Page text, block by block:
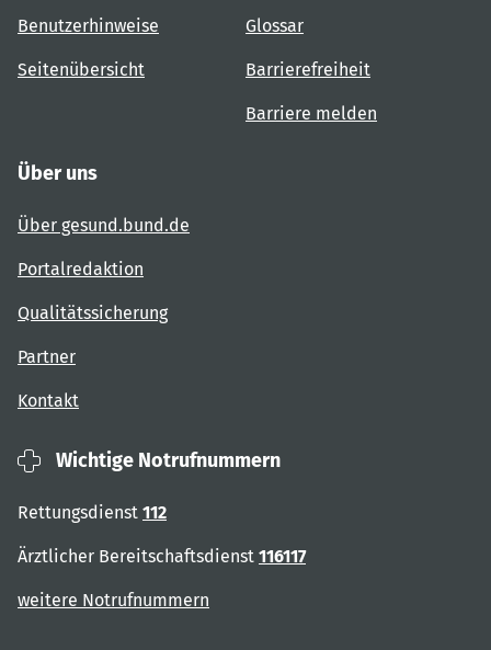
Benutzerhinweise
Seitenübersicht
Glossar
Barrierefreiheit
Barriere melden
Über uns
Über gesund.bund.de
Portalredaktion
Qualitätssicherung
Partner
Kontakt
Wichtige Notrufnummern
Rettungsdienst 112
Ärztlicher Bereitschaftsdienst 116117
weitere Notrufnummern